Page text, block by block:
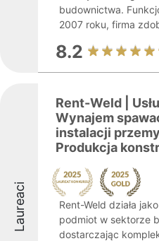
budownictwa.
2007 roku, firma
8.2
Laureaci
Rent-Weld |
Wynajem
instalacji
Produkcja
Rent-Weld działa
podmiot w sektorze
dostarczając